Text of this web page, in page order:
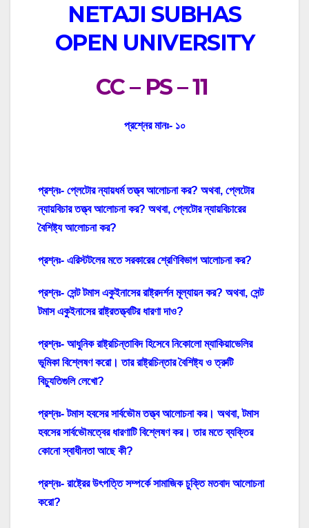
NETAJI SUBHAS
OPEN UNIVERSITY
CC – PS – 11
প্রশ্নের মানঃ- ১০
প্রশ্নঃ- প্লেটোর ন্যায়ধর্ম তত্ত্ব আলোচনা কর? অথবা, প্লেটোর
ন্যায়বিচার তত্ত্ব আলোচনা কর? অথবা, প্লেটোর ন্যায়বিচারের
বৈশিষ্ট্য আলোচনা কর?
প্রশ্নঃ- এরিস্টটলের মতে সরকারের শ্রেণিবিভাগ আলোচনা কর?
প্রশ্নঃ- সেন্ট টমাস একুইনাসের রাষ্ট্রদর্শন মূল্যায়ন কর? অথবা, সেন্ট
টমাস একুইনাসের রাষ্ট্রতত্ত্বটির ধারণা দাও?
প্রশ্নঃ- আধুনিক রাষ্ট্রচিন্তাবিদ হিসেবে নিকোলো ম্যাকিয়াভেলির
ভূমিকা বিশ্লেষণ করো। তার রাষ্ট্রচিন্তার বৈশিষ্ট্য ও ত্রুটি
বিচ্যুতিগুলি লেখো?
প্রশ্নঃ- টমাস হবসের সার্বভৌম তত্ত্ব আলোচনা কর। অথবা, টমাস
হবসের সার্বভৌমত্বের ধারণাটি বিশ্লেষণ কর। তার মতে ব্যক্তির
কোনো স্বাধীনতা আছে কী?
প্রশ্নঃ- রাষ্ট্রের উৎপত্তি সম্পর্কে সামাজিক চুক্তি মতবাদ আলোচনা
করো?